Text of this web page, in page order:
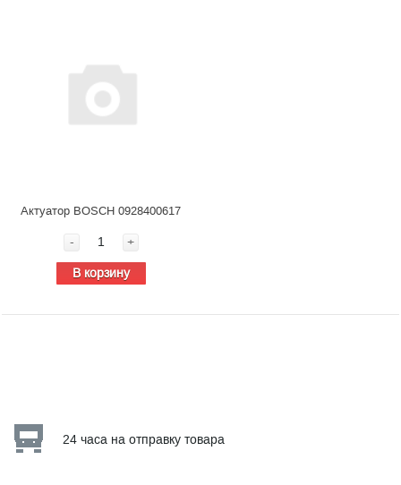
Актуатор BOSCH 0928400617
-
+
В корзину
24 часа на отправку товара